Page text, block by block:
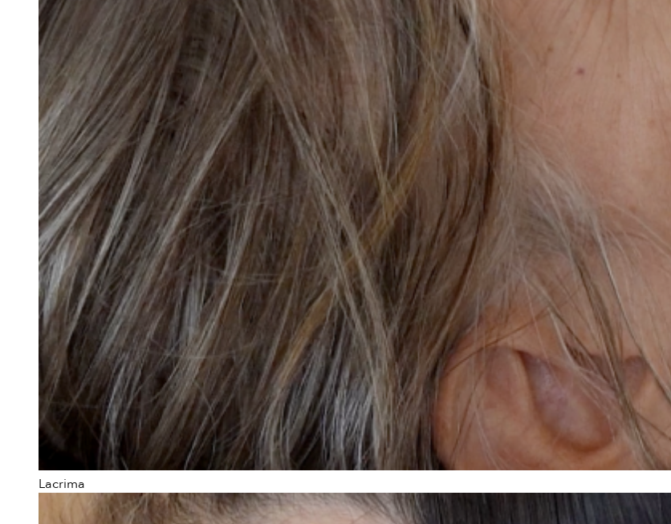
Lacrima